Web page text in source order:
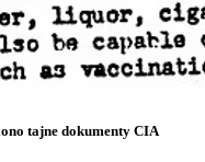
tajne dokumenty CIA